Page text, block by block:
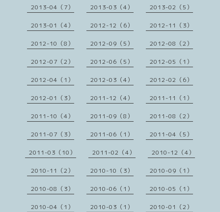
2013-04（7） 2013-03（4） 2013-02（5）
2013-01（4） 2012-12（6） 2012-11（3）
2012-10（8） 2012-09（5） 2012-08（2）
2012-07（2） 2012-06（5） 2012-05（1）
2012-04（1） 2012-03（4） 2012-02（6）
2012-01（3） 2011-12（4） 2011-11（1）
2011-10（4） 2011-09（8） 2011-08（2）
2011-07（3） 2011-06（1） 2011-04（5）
2011-03（10） 2011-02（4） 2010-12（4）
2010-11（2） 2010-10（3） 2010-09（1）
2010-08（3） 2010-06（1） 2010-05（1）
2010-04（1） 2010-03（1） 2010-01（2）